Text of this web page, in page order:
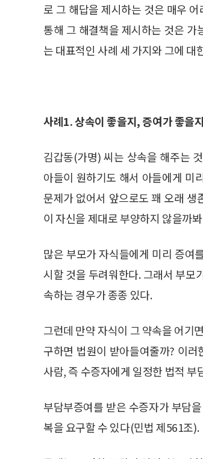
로 그 해답을 제시하는 것은 매우
통해 그 해결책을 제시하는 것은
는 대표적인 사례 세 가지와 그에
사례1. 상속이 좋을지, 증여가 좋을지
김갑동(가명) 씨는 상속을 해주는
아들이 원하기도 해서 아들에게 미
문제가 없어서 앞으로도 꽤 오래 생
이 자신을 제대로 부양하지 않을까
많은 부모가 자식들에게 미리 증여
시할 것을 두려워한다. 그래서 부모
속하는 경우가 종종 있다.
그런데 만약 자식이 그 약속을 어기
구하면 법원이 받아들여줄까? 이러
사람, 즉 수증자에게 일정한 법적 부
부담부증여를 받은 수증자가 부담
복을 요구할 수 있다(민법 제561조).